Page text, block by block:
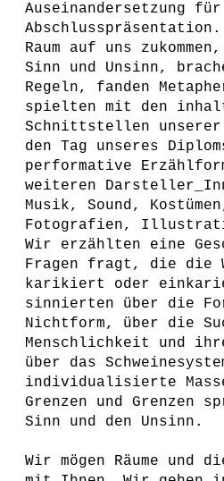
Auseinandersetzung
Raum auf uns
Sinn und Unsinn,
Regeln, fanden
spielten mit den
Schnittstellen
den Tag unseres
performative
weiteren
Musik, Sound,
Fotografien,
Wir erzählten eine
Fragen fragt, die die
karikiert oder
sinnierten über die
Nichtform, über die
Menschlichkeit und
über das
individualisierte
Grenzen und Grenzen
Sinn und den Unsinn.
Wir mögen Räume und